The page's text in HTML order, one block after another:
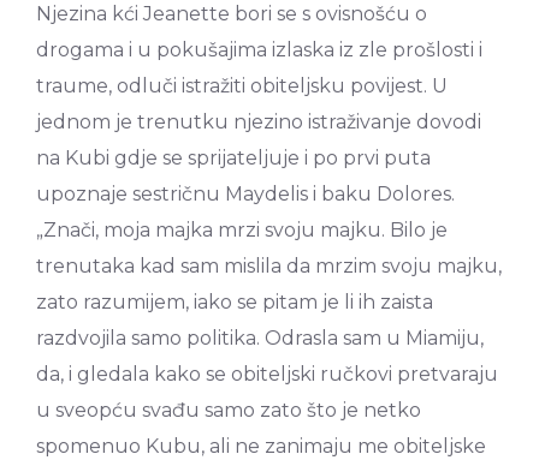
Njezina kći Jeanette bori se s ovisnošću o
drogama i u pokušajima izlaska iz zle prošlosti i
traume, odluči istražiti obiteljsku povijest. U
jednom je trenutku njezino istraživanje dovodi
na Kubi gdje se sprijateljuje i po prvi puta
upoznaje sestričnu Maydelis i baku Dolores.
„Znači, moja majka mrzi svoju majku. Bilo je
trenutaka kad sam mislila da mrzim svoju majku,
zato razumijem, iako se pitam je li ih zaista
razdvojila samo politika. Odrasla sam u Miamiju,
da, i gledala kako se obiteljski ručkovi pretvaraju
u sveopću svađu samo zato što je netko
spomenuo Kubu, ali ne zanimaju me obiteljske